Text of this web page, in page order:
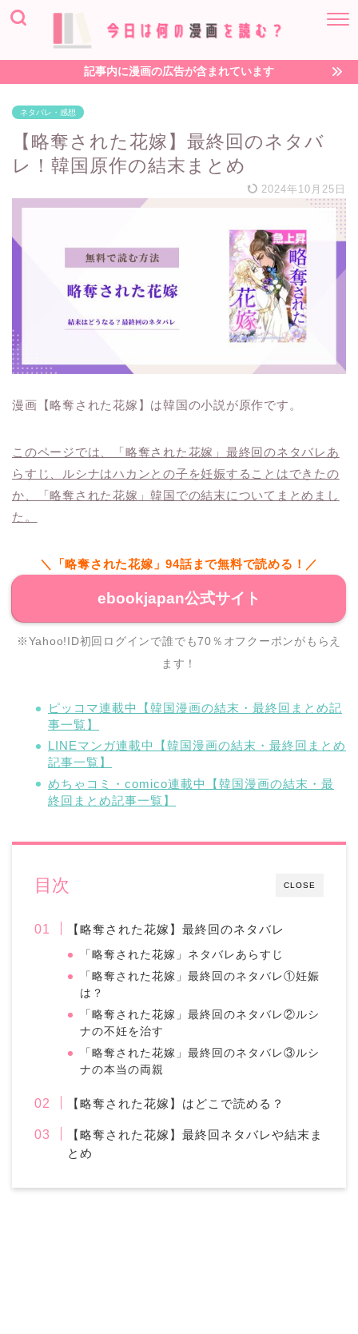
記事内に漫画の広告が含まれています
ネタバレ・感想
【略奪された花嫁】最終回のネタバ
レ！韓国原作の結末まとめ
2024年10月25日
漫画【略奪された花嫁】は韓国の小説が原作です。
このページでは、「略奪された花嫁」最終回のネタバレあ
らすじ、ルシナはハカンとの子を妊娠することはできたの
か、「略奪された花嫁」韓国での結末についてまとめまし
た。
＼「略奪された花嫁」94話まで無料で読める！／
ebookjapan公式サイト
※Yahoo!ID初回ログインで誰でも70％オフクーポンがもらえ
ます！
ピッコマ連載中【韓国漫画の結末・最終回まとめ記
事一覧】
LINEマンガ連載中【韓国漫画の結末・最終回まとめ
記事一覧】
めちゃコミ・comico連載中【韓国漫画の結末・最
終回まとめ記事一覧】
CLOSE
目次
【略奪された花嫁】最終回のネタバレ
「略奪された花嫁」ネタバレあらすじ
「略奪された花嫁」最終回のネタバレ①妊娠
は？
「略奪された花嫁」最終回のネタバレ②ルシ
ナの不妊を治す
「略奪された花嫁」最終回のネタバレ③ルシ
ナの本当の両親
【略奪された花嫁】はどこで読める？
【略奪された花嫁】最終回ネタバレや結末ま
とめ